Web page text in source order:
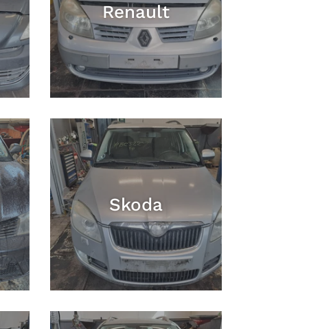
Renault
Skoda